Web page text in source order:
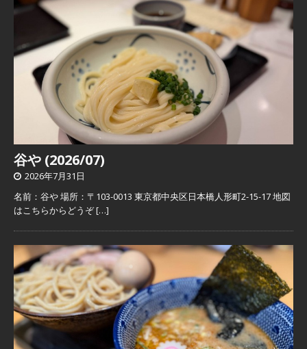
谷や (2026/07)
2026年7月31日
名前：谷や 場所：〒103-0013 東京都中央区日本橋人形町2-15-17 地図
はこちらからどうぞ[…]